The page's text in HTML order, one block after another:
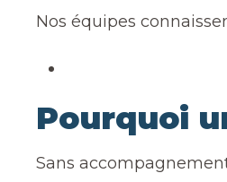
Nos équipes
Pourquoi
Sans